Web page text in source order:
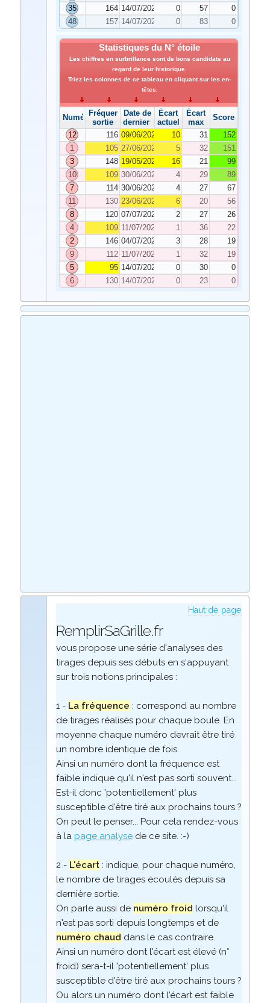
35
164 14/07/2023 0 57
0
48
157 14/07/2023 0 83 0
Statistiques du N° étoile
Les chiffres en surbrillance sont de bons candidats au
regard de leur historique.
Triez les colonnes de ce tableau en cliquant sur les en-
têtes.
NuméroFréquence de
sortie
Date de
dernier tirage
Écart
actuel
Écart
max
Score
12
116 09/06/2023 10 31
152
1
105 27/06/2023 5 32
151
3
148 19/05/2023 16 21
99
10
109 30/06/2023 4 29
89
7
114 30/06/2023 4 27
67
11
130 23/06/2023 6 20
56
8
120 07/07/2023 2 27
26
4
109 11/07/2023 1 36
22
2
146 04/07/2023 3 28
19
9
112 11/07/2023 1 32
19
5
95 14/07/2023 0 30
0
6
130 14/07/2023 0 23 0
Haut de page
RemplirSaGrille.fr
vous propose une série d'analyses des
tirages depuis ses débuts en s'appuyant
sur trois notions principales :
1 - La fréquence : correspond au nombre
de tirages réalisés pour chaque boule. En
moyenne chaque numéro devrait être tiré
un nombre identique de fois.
Ainsi un numéro dont la fréquence est
faible indique qu'il n'est pas sorti souvent...
Est-il donc 'potentiellement' plus
susceptible d'être tiré aux prochains tours ?
On peut le penser... Pour cela rendez-vous
à la page analysede ce site. :-)
2 - L'écart: indique, pour chaque numéro,
le nombre de tirages écoulés depuis sa
dernière sortie.
On parle aussi de numéro froid lorsqu'il
n'est pas sorti depuis longtemps et de
numéro chaud dans le cas contraire.
Ainsi un numéro dont l'écart est élevé (n°
froid) sera-t-il 'potentiellement' plus
susceptible d'être tiré aux prochains tours ?
Ou alors un numéro dont l'écart est faible